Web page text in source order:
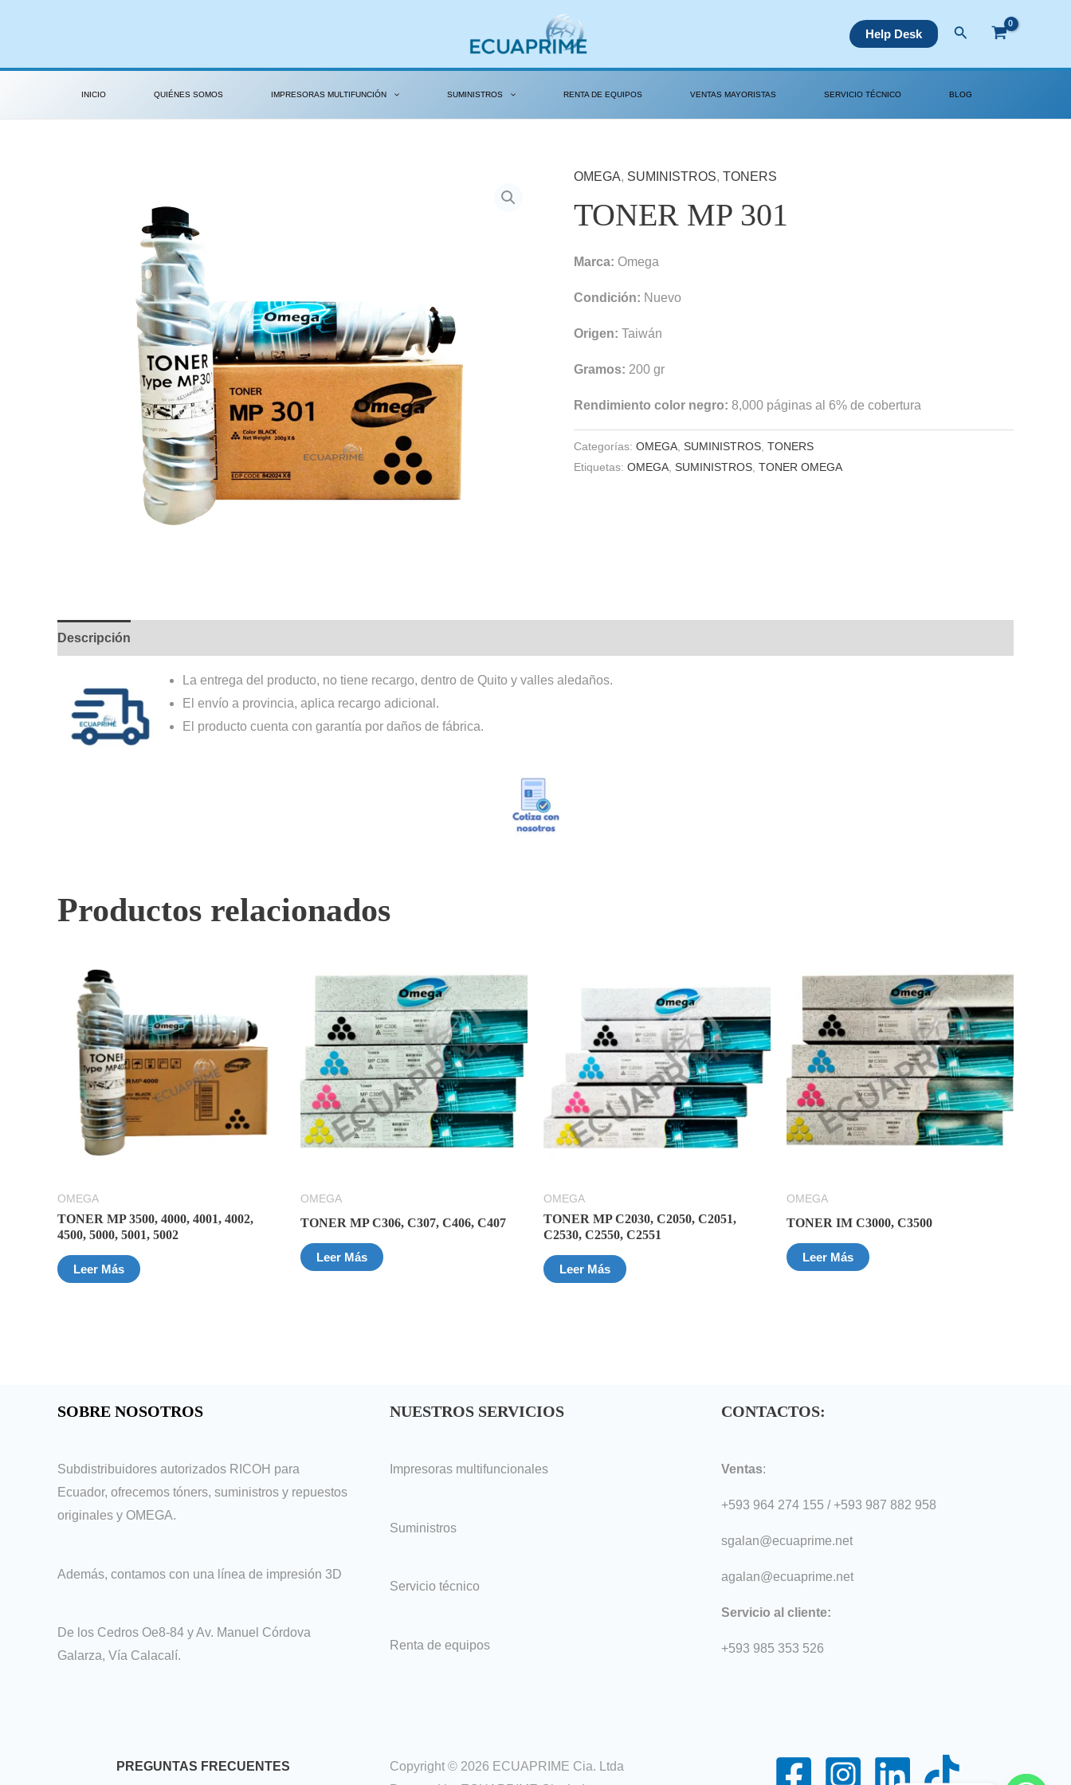
Help Desk Buscar
INICIO QUIÉNES SOMOS IMPRESORAS MULTIFUNCIÓN SUMINISTROS RENTA DE EQUIPOS VENTAS MAYORISTAS SERVICIO TÉCNICO BLOG
OMEGA, SUMINISTROS, TONERS
TONER MP 301
Marca: Omega
Condición: Nuevo
Origen: Taiwán
Gramos: 200 gr
Rendimiento color negro: 8,000 páginas al 6% de cobertura
Categorías: OMEGA SUMINISTROS TONERS
Etiquetas: OMEGA SUMINISTROS TONER OMEGA
Descripción
La entrega del producto, no tiene recargo, dentro de Quito y valles aledaños.
El envío a provincia, aplica recargo adicional.
El producto cuenta con garantía por daños de fábrica.
Productos relacionados
OMEGA
TONER MP 3500, 4000, 4001, 4002,
4500, 5000, 5001, 5002
Leer Más
OMEGA
TONER MP C306, C307, C406, C407
Leer Más
OMEGA
TONER MP C2030, C2050, C2051,
C2530, C2550, C2551
Leer Más
OMEGA
TONER IM C3000, C3500
Leer Más
SOBRE NOSOTROS
Subdistribuidores autorizados RICOH para
Ecuador, ofrecemos tóners, suministros y repuestos
originales y OMEGA.
Además, contamos con una línea de impresión 3D
De los Cedros Oe8-84 y Av. Manuel Córdova
Galarza, Vía Calacalí.
NUESTROS SERVICIOS
Impresoras multifuncionales
Suministros
Servicio técnico
Renta de equipos
CONTACTOS:
Ventas:
+593 964 274 155 / +593 987 882 958
sgalan@ecuaprime.net
agalan@ecuaprime.net
Servicio al cliente:
+593 985 353 526
PREGUNTAS FRECUENTES
Copyright © 2026 ECUAPRIME Cia. Ltda